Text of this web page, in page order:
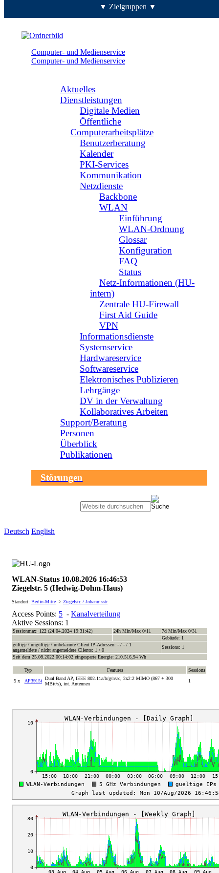
▼ Zielgruppen ▼
Computer- und Medienservice
Computer- und Medienservice
Aktuelles
Dienstleistungen
Digitale Medien
Öffentliche
Computerarbeitsplätze
Benutzerberatung
Kalender
PKI-Services
Kommunikation
Netzdienste
Backbone
WLAN
Einführung
WLAN-Ordnung
Glossar
Konfiguration
FAQ
Status
Netz-Informationen (HU-
intern)
Zentrale HU-Firewall
First Aid Guide
VPN
Informationsdienste
Systemservice
Hardwareservice
Softwareservice
Elektronisches Publizieren
Lehrgänge
DV in der Verwaltung
Kollaboratives Arbeiten
Support/Beratung
Personen
Überblick
Publikationen
Störungen
Sprachauswahl
Deutsch English
Humboldt-
zu
Berlin
-
Computer-
und
Medienservice
WLAN-Status 10.08.2026 16:46:53
Ziegelstr. 5 (Hedwig-Dohm-Haus)
Standort: Berlin-Mitte > Ziegelstr. / Johannisstr
Access Points: 5 - Kanalverteilung
Aktive Sessions: 1
Sessionmax: 122 (24.04.2024 19:31:42) 24h Min/Max 0/11
7d Min/Max 0/31
Gebäude: 1
gültige / ungültige / unbekannte Client IP-Adressen: - / - / 1
angemeldete / nicht angemeldete Clients: 1 / 0
Sessions: 1
Seit dem 25.08.2022 00:14:02 eingesparte Energie: 210.516,94 Wh
Typ Features
Sessions
5 x
AP3915i
Dual Band AP, IEEE 802.11a/b/g/n/ac, 2x2:2 MIMO (867 + 300
MBit/s), int. Antennen
1